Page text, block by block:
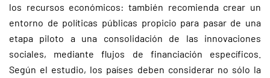
los recursos económicos: también recomienda crear un
entorno de políticas públicas propicio para pasar de una
etapa piloto a una consolidación de las innovaciones
sociales, mediante flujos de financiación específicos.
Según el estudio, los países deben considerar no sólo la